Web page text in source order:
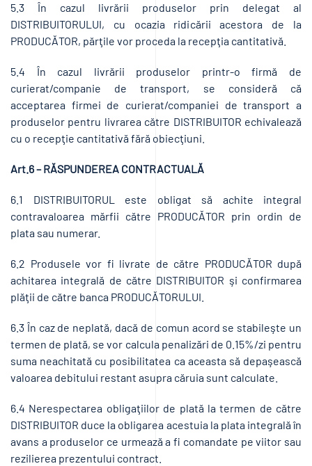
5.3 În cazul livrării produselor prin delegat al
DISTRIBUITORULUI, cu ocazia ridicării acestora de la
PRODUCĂTOR, părţile vor proceda la recepţia cantitativă.
5.4 În cazul livrării produselor printr-o firmă de
curierat/companie de transport, se consideră că
acceptarea firmei de curierat/companiei de transport a
produselor pentru livrarea către DISTRIBUITOR echivalează
cu o recepţie cantitativă fără obiecţiuni.
Art.6 – RĂSPUNDEREA CONTRACTUALĂ
6.1 DISTRIBUITORUL este obligat să achite integral
contravaloarea mărfii către PRODUCĂTOR prin ordin de
plata sau numerar.
6.2 Produsele vor fi livrate de către PRODUCĂTOR după
achitarea integrală de către DISTRIBUITOR şi confirmarea
plăţii de către banca PRODUCĂTORULUI.
6.3 În caz de neplată, dacă de comun acord se stabileşte un
termen de plată, se vor calcula penalizări de 0.15%/zi pentru
suma neachitată cu posibilitatea ca aceasta să depaşească
valoarea debitului restant asupra căruia sunt calculate.
6.4 Nerespectarea obligaţiilor de plată la termen de către
DISTRIBUITOR duce la obligarea acestuia la plata integrală în
avans a produselor ce urmează a fi comandate pe viitor sau
rezilierea prezentului contract.